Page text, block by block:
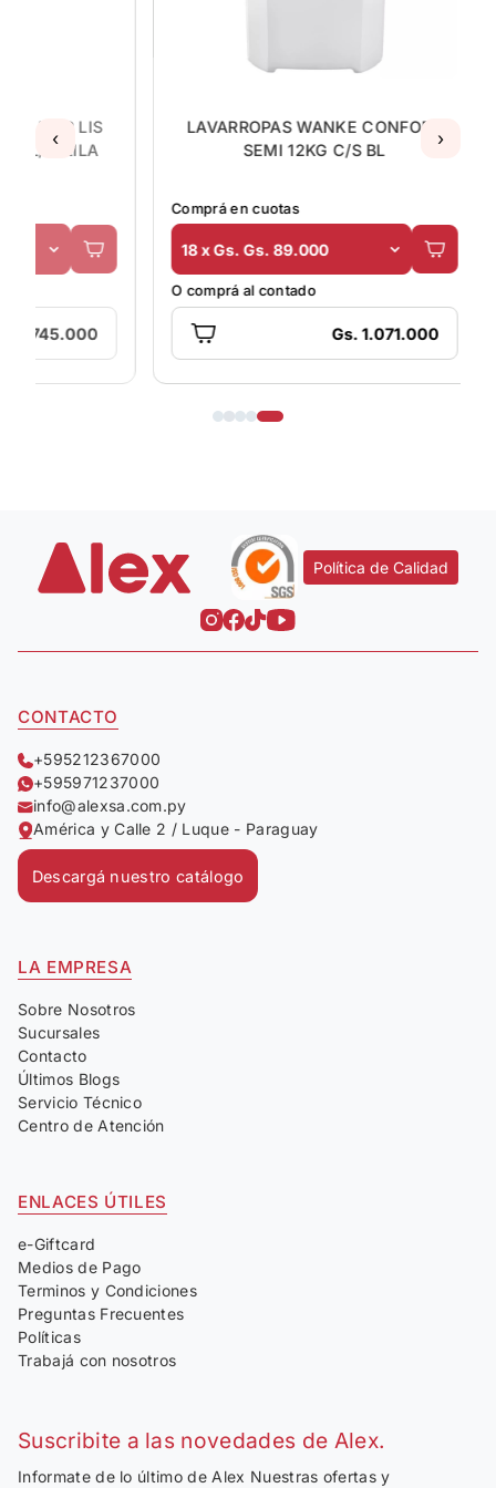
LAVARROPAS WANKE CONFORT
SEMI 12KG C/S BL
Comprá en cuotas
18 x Gs. Gs. 89.000
O comprá al contado
Gs. 1.071.000
‹ ›
Política de Calidad
CONTACTO
+595212367000
+595971237000
info@alexsa.com.py
América y Calle 2 / Luque - Paraguay
Descargá nuestro catálogo
LA EMPRESA
Sobre Nosotros
Sucursales
Contacto
Últimos Blogs
Servicio Técnico
Centro de Atención
ENLACES ÚTILES
e-Giftcard
Medios de Pago
Terminos y Condiciones
Preguntas Frecuentes
Políticas
Trabajá con nosotros
Suscribite a las novedades de Alex.
Informate de lo último de Alex Nuestras ofertas y